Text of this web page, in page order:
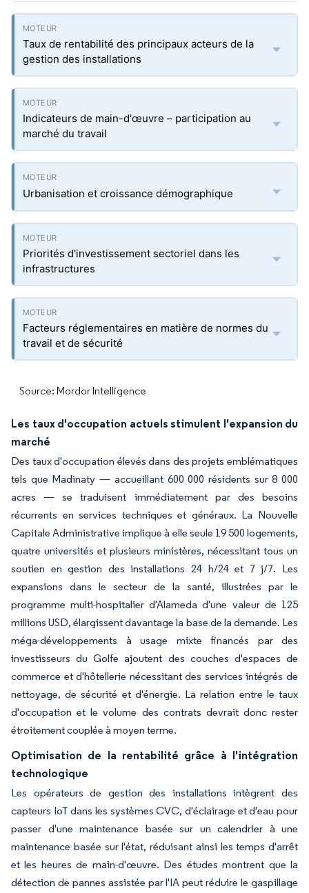
Taux de rentabilité des principaux acteurs de la
gestion des installations
Indicateurs de main-d'œuvre – participation au
marché du travail
Urbanisation et croissance démographique
Priorités d'investissement sectoriel dans les
infrastructures
Facteurs réglementaires en matière de normes du
travail et de sécurité
Source: Mordor Intelligence
Les taux d'occupation actuels stimulent l'expansion du
marché
Des taux d'occupation élevés dans des projets emblématiques
tels que Madinaty — accueillant 600 000 résidents sur 8 000
acres — se traduisent immédiatement par des besoins
récurrents en services techniques et généraux. La Nouvelle
Capitale Administrative implique à elle seule 19 500 logements,
quatre universités et plusieurs ministères, nécessitant tous un
soutien en gestion des installations 24 h/24 et 7 j/7. Les
expansions dans le secteur de la santé, illustrées par le
programme multi-hospitalier d'Alameda d'une valeur de 125
millions USD, élargissent davantage la base de la demande. Les
méga-développements à usage mixte financés par des
investisseurs du Golfe ajoutent des couches d'espaces de
commerce et d'hôtellerie nécessitant des services intégrés de
nettoyage, de sécurité et d'énergie. La relation entre le taux
d'occupation et le volume des contrats devrait donc rester
étroitement couplée à moyen terme.
Optimisation de la rentabilité grâce à l'intégration
technologique
Les opérateurs de gestion des installations intègrent des
capteurs IoT dans les systèmes CVC, d'éclairage et d'eau pour
passer d'une maintenance basée sur un calendrier à une
maintenance basée sur l'état, réduisant ainsi les temps d'arrêt
et les heures de main-d'œuvre. Des études montrent que la
détection de pannes assistée par l'IA peut réduire le gaspillage